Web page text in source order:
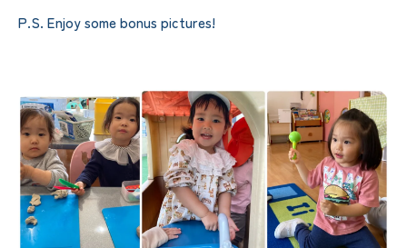
P.S. Enjoy some bonus pictures!